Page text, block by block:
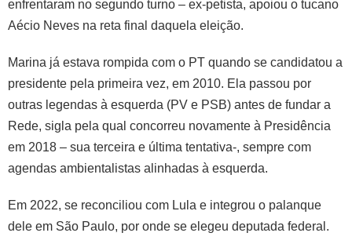
enfrentaram no segundo turno – ex-petista, apoiou o tucano
Aécio Neves na reta final daquela eleição.
Marina já estava rompida com o PT quando se candidatou a
presidente pela primeira vez, em 2010. Ela passou por
outras legendas à esquerda (PV e PSB) antes de fundar a
Rede, sigla pela qual concorreu novamente à Presidência
em 2018 – sua terceira e última tentativa-, sempre com
agendas ambientalistas alinhadas à esquerda.
Em 2022, se reconciliou com Lula e integrou o palanque
dele em São Paulo, por onde se elegeu deputada federal.